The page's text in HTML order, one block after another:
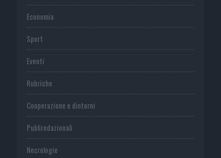
Economia
Sport
Eventi
Rubriche
Cooperazione e dintorni
Publiredazionali
Necrologie